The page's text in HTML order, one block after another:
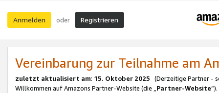
Anmelden oder Registrieren
Vereinbarung zur Teilnahme am
zuletzt aktualisiert am: 15. Oktober 2025 (Derzeitige Partner -
Willkommen auf Amazons Partner-Website (die „Partner-Website